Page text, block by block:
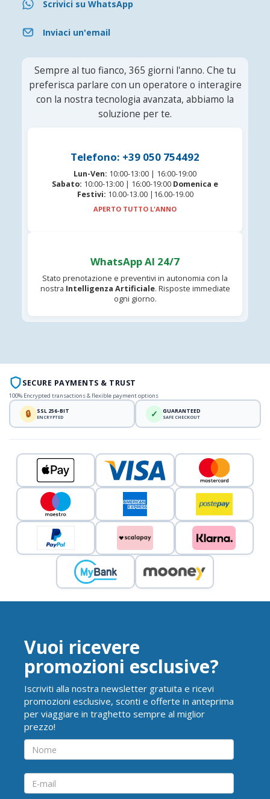
Scrivici su WhatsApp
Inviaci un'email
Sempre al tuo fianco, 365 giorni l'anno. Che tu
preferisca parlare con un operatore o interagire
con la nostra tecnologia avanzata, abbiamo la
soluzione per te.
Telefono: +39 050 754492
Lun-Ven: 10:00-13:00 | 16:00-19:00
Sabato: 10:00-13:00 | 16:00-19:00 Domenica e
Festivi: 10.00-13.00 |16.00-19.00
APERTO TUTTO L'ANNO
WhatsApp AI 24/7
Stato prenotazione e preventivi in autonomia con la
nostra Intelligenza Artificiale. Risposte immediate
ogni giorno.
SECURE PAYMENTS & TRUST
100% Encrypted transactions & flexible payment options
🔒 SSL 256-BIT
ENCRYPTED ✓ GUARANTEED
SAFE CHECKOUT
Vuoi ricevere
promozioni esclusive?
Iscriviti alla nostra newsletter gratuita e ricevi
promozioni esclusive, sconti e offerte in anteprima
per viaggiare in traghetto sempre al miglior
prezzo!